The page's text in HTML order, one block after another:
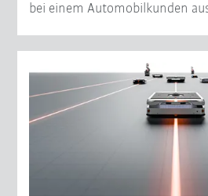
bei einem Automobilkunden